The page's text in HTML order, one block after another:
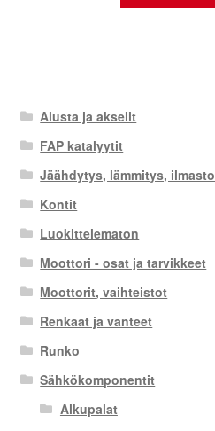
Alusta ja akselit
FAP katalyytit
Jäähdytys, lämmitys,
Kontit
Luokittelematon
Moottori - osat ja tarvikkeet
Moottorit, vaihteistot
Renkaat ja vanteet
Runko
Sähkökomponentit
Alkupalat